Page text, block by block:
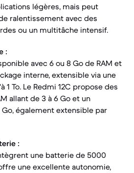
légères, mais peut
ralentissement avec des
ou un multitâche intensif.
:
avec 6 ou 8 Go de RAM et
interne, extensible via une
1 To. Le Redmi 12C propose des
allant de 3 à 6 Go et un
Go, également extensible par
:
une batterie de 5000
une excellente autonomie,